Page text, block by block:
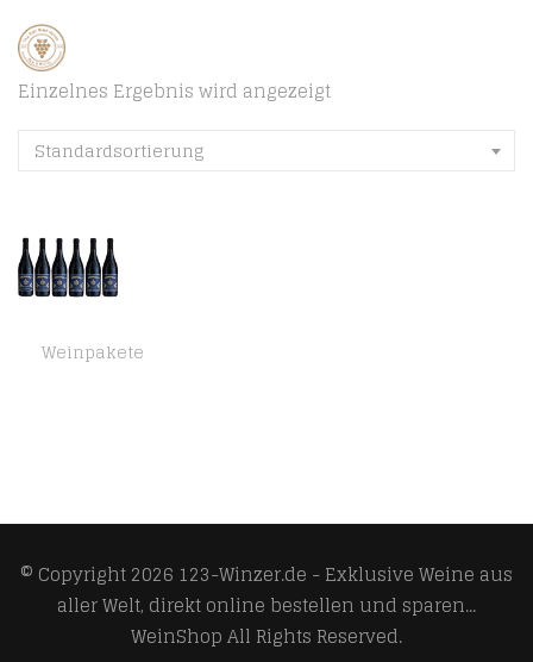
Einzelnes Ergebnis wird angezeigt
Standardsortierung
Weinpakete
© Copyright 2026 123-Winzer.de - Exklusive Weine aus
aller Welt, direkt online bestellen und sparen...
WeinShopAll Rights Reserved.